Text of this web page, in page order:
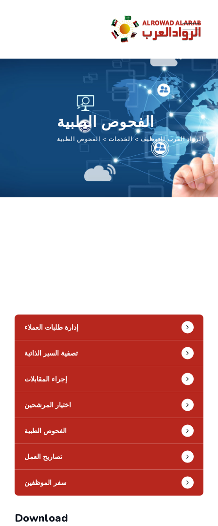
الفحوص الطبية
الرواد العرب للتوظيف >الخدمات > الفحوص الطبية
إدارة طلبات العملاء
تصفية السير الذاتية
إجراء المقابلات
اختيار المرشحين
الفحوص الطبية
تصاريح العمل
سفر الموظفين
Download